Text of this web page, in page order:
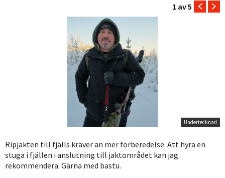
1 av 5
Undertecknad
Ripjakten till fjälls kräver än mer förberedelse. Att hyra en
stuga i fjällen i anslutning till jaktområdet kan jag
rekommendera. Gärna med bastu.